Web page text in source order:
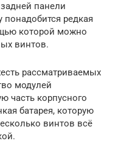
панели
понадобится редкая
которой можно
винтов.
рассматриваемых
модулей
часть корпусного
батарея, которую
винтов всё